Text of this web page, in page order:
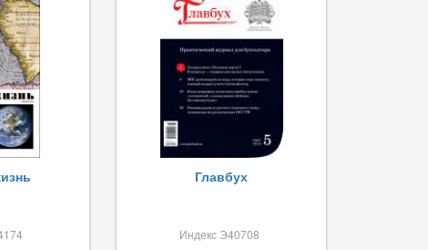
Главбух
Индекс Э40708